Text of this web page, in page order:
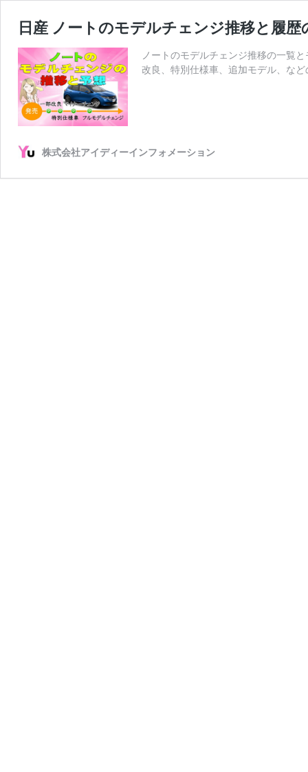
日産 ノートのモデルチェンジ推移と履歴
ノートのモデルチェンジ推移の一覧
改良、特別仕様車、追加モデル、な
株式会社アイディーインフォメーション